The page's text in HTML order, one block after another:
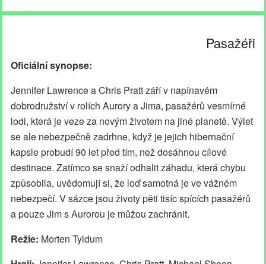
Pasažéři
Oficiální synopse:
Jennifer Lawrence a Chris Pratt září v napínavém
dobrodružství v rolích Aurory a Jima, pasažérů vesmírné
lodi, která je veze za novým životem na jiné planetě. Výlet
se ale nebezpečně zadrhne, když je jejich hibernační
kapsle probudí 90 let před tím, než dosáhnou cílové
destinace. Zatímco se snaží odhalit záhadu, která chybu
způsobila, uvědomují si, že loď samotná je ve vážném
nebezpečí. V sázce jsou životy pěti tisíc spících pasažérů
a pouze Jim s Aurorou je můžou zachránit.
Režie: Morten Tyldum